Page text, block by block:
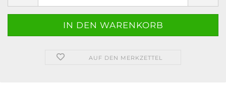
AUF DEN MERKZETTEL